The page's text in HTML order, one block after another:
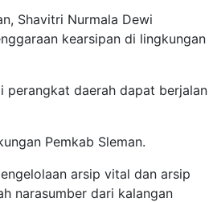
Shavitri Nurmala Dewi
kearsipan di lingkungan
perangkat daerah dapat berjalan
Pemkab Sleman.
arsip vital dan arsip
narasumber dari kalangan